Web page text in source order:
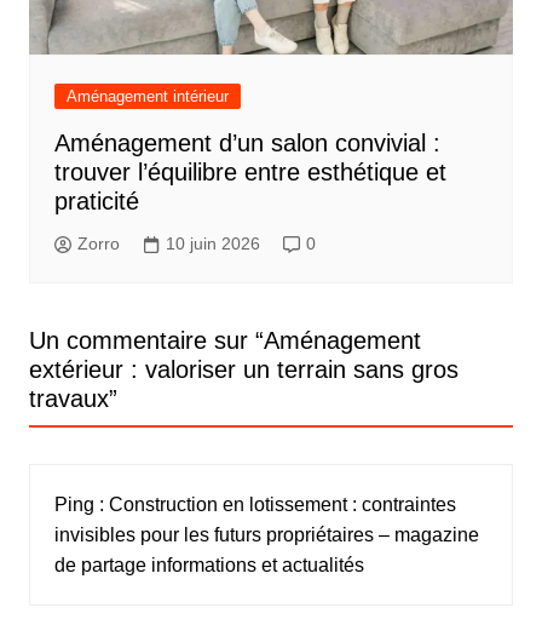
Aménagement intérieur
Aménagement d’un salon convivial :
trouver l’équilibre entre esthétique et
praticité
Zorro 10 juin 2026 0
Un commentaire sur “Aménagement
extérieur : valoriser un terrain sans gros
travaux”
Ping : Construction en lotissement : contraintes
invisibles pour les futurs propriétaires – magazine
de partage informations et actualités